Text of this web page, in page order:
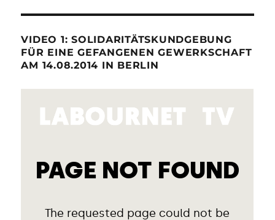
VIDEO 1: SOLIDARITÄTSKUNDGEBUNG
FÜR EINE GEFANGENEN GEWERKSCHAFT
AM 14.08.2014 IN BERLIN